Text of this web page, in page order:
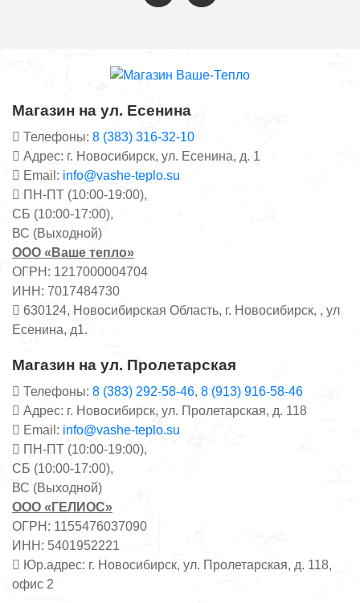
Магазин на ул. Есенина
Телефоны: 8 (383) 316-32-10
Адрес: г. Новосибирск, ул. Есенина, д. 1
Email: info@vashe-teplo.su
ПН-ПТ (10:00-19:00),
СБ (10:00-17:00),
ВС (Выходной)
ООО «Ваше тепло»
ОГРН: 1217000004704
ИНН: 7017484730
630124, Новосибирская Область, г. Новосибирск, , ул
Есенина, д1.
Магазин на ул. Пролетарская
Телефоны: 8 (383) 292-58-46, 8 (913) 916-58-46
Адрес: г. Новосибирск, ул. Пролетарская, д. 118
Email: info@vashe-teplo.su
ПН-ПТ (10:00-19:00),
СБ (10:00-17:00),
ВС (Выходной)
ООО «ГЕЛИОС»
ОГРН: 1155476037090
ИНН: 5401952221
Юр.адрес: г. Новосибирск, ул. Пролетарская, д. 118,
офис 2